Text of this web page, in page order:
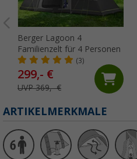
Berger Lagoon 4
Familienzelt für 4 Personen
(3)
299,- €
UVP 369,- €
ARTIKELMERKMALE